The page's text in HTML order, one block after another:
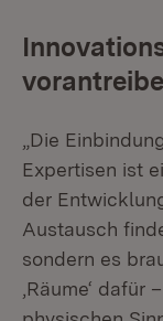
„Die
Expertisen ist
der
Austausch
sondern es
‚Räume‘